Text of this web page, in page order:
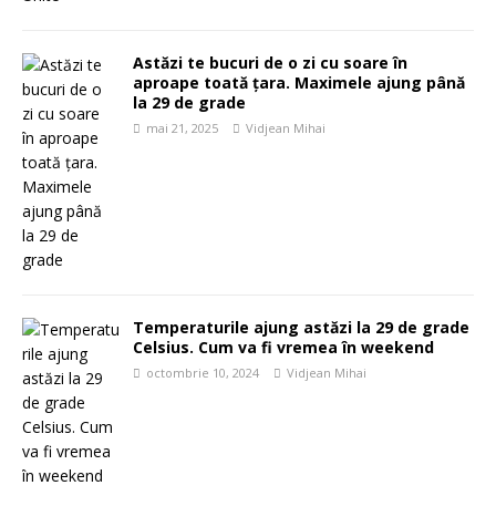
Astăzi te bucuri de o zi cu soare în
aproape toată țara. Maximele ajung până
la 29 de grade
mai 21, 2025 Vidjean Mihai
Temperaturile ajung astăzi la 29 de grade
Celsius. Cum va fi vremea în weekend
octombrie 10, 2024 Vidjean Mihai